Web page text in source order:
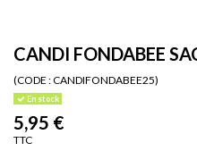
CANDI FONDABEE
(CODE :CANDIFONDABEE25)
En stock
5,95 €
TTC